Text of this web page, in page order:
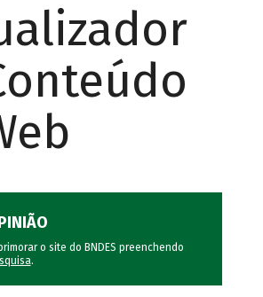
o site do BNDES preenchendo
.